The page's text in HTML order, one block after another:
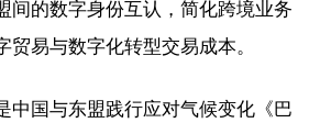
间的数字身份互认，简化跨境业务
贸易与数字化转型交易成本。
中国与东盟践行应对气候变化《巴